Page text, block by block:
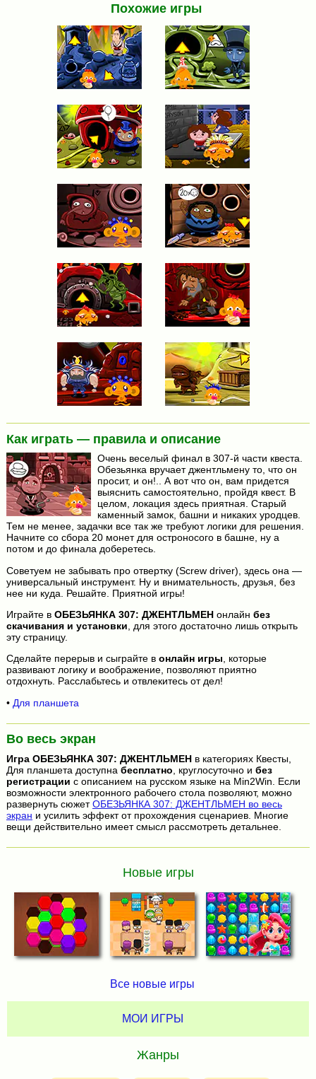
Похожие игры
Как играть — правила и описание
Очень веселый финал в 307-й части квеста.
Обезьянка вручает джентльмену то, что он
просит, и он!.. А вот что он, вам придется
выяснить самостоятельно, пройдя квест. В
целом, локация здесь приятная. Старый
каменный замок, башни и никаких уродцев.
Тем не менее, задачки все так же требуют логики для решения.
Начните со сбора 20 монет для остроносого в башне, ну а
потом и до финала доберетесь.
Советуем не забывать про отвертку (Screw driver), здесь она —
универсальный инструмент. Ну и внимательность, друзья, без
нее ни куда. Решайте. Приятной игры!
Играйте в ОБЕЗЬЯНКА 307: ДЖЕНТЛЬМЕНонлайн без
скачивания и установки , для этого достаточно лишь открыть
эту страницу.
Сделайте перерыв и сыграйте в онлайн игры, которые
развивают логику и воображение, позволяют приятно
отдохнуть. Расслабьтесь и отвлекитесь от дел!
• Для планшета
Во весь экран
Игра ОБЕЗЬЯНКА 307: ДЖЕНТЛЬМЕНв категориях Квесты,
Для планшета доступна бесплатно , круглосуточно и без
регистрации с описанием на русском языке на Min2Win. Если
возможности электронного рабочего стола позволяют, можно
развернуть сюжетОБЕЗЬЯНКА 307: ДЖЕНТЛЬМЕН во весь
экран и усилить эффект от прохождения сценариев. Многие
вещи действительно имеет смысл рассмотреть детальнее.
Новые игры
Все новые игры
МОИ ИГРЫ
Жанры